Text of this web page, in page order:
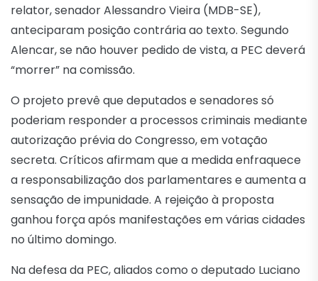
relator, senador Alessandro Vieira (MDB-SE),
anteciparam posição contrária ao texto. Segundo
Alencar, se não houver pedido de vista, a PEC deverá
“morrer” na comissão.
O projeto prevê que deputados e senadores só
poderiam responder a processos criminais mediante
autorização prévia do Congresso, em votação
secreta. Críticos afirmam que a medida enfraquece
a responsabilização dos parlamentares e aumenta a
sensação de impunidade. A rejeição à proposta
ganhou força após manifestações em várias cidades
no último domingo.
Na defesa da PEC, aliados como o deputado Luciano